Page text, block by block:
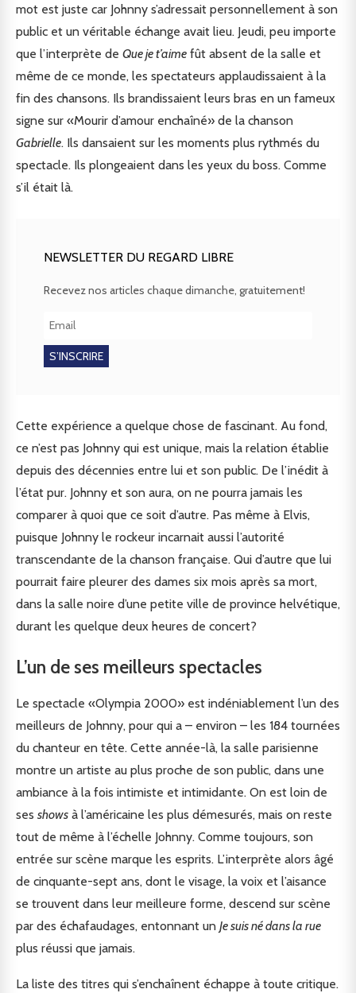
mot est juste car Johnny s’adressait personnellement à son
public et un véritable échange avait lieu. Jeudi, peu importe
que l’interprète de Que je t’aime fût absent de la salle et
même de ce monde, les spectateurs applaudissaient à la
fin des chansons. Ils brandissaient leurs bras en un fameux
signe sur «Mourir d’amour enchaîné» de la chanson
Gabrielle. Ils dansaient sur les moments plus rythmés du
spectacle. Ils plongeaient dans les yeux du boss. Comme
s’il était là.
NEWSLETTER DU REGARD LIBRE
Recevez nos articles chaque dimanche, gratuitement!
Cette expérience a quelque chose de fascinant. Au fond,
ce n’est pas Johnny qui est unique, mais la relation établie
depuis des décennies entre lui et son public. De l’inédit à
l’état pur. Johnny et son aura, on ne pourra jamais les
comparer à quoi que ce soit d’autre. Pas même à Elvis,
puisque Johnny le rockeur incarnait aussi l’autorité
transcendante de la chanson française. Qui d’autre que lui
pourrait faire pleurer des dames six mois après sa mort,
dans la salle noire d’une petite ville de province helvétique,
durant les quelque deux heures de concert?
L’un de ses meilleurs spectacles
Le spectacle «Olympia 2000» est indéniablement l’un des
meilleurs de Johnny, pour qui a – environ – les 184 tournées
du chanteur en tête. Cette année-là, la salle parisienne
montre un artiste au plus proche de son public, dans une
ambiance à la fois intimiste et intimidante. On est loin de
ses shows à l’américaine les plus démesurés, mais on reste
tout de même à l’échelle Johnny. Comme toujours, son
entrée sur scène marque les esprits. L’interprète alors âgé
de cinquante-sept ans, dont le visage, la voix et l’aisance
se trouvent dans leur meilleure forme, descend sur scène
par des échafaudages, entonnant un Je suis né dans la rue
plus réussi que jamais.
La liste des titres qui s’enchaînent échappe à toute critique.